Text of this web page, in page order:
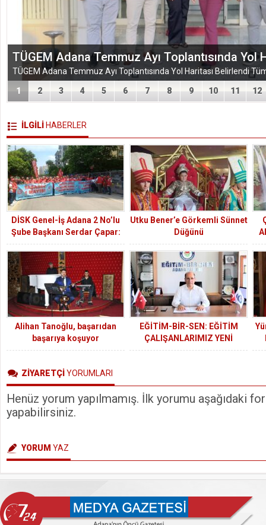
TÜGEM Adana Temmuz Ayı Toplantısında Yol
1 2 3 4 5 6 7 8 9 10 11 12
İLGİLİ HABERLER
DİSK Genel-İş Adana 2 No’lu
Şube Başkanı Serdar Çapar:
“Eşitlik ve Adalet İçin
Alanlardayız”
Utku Bener’e Görkemli Sünnet
Düğünü
Alihan Tanoğlu, başarıdan
başarıya koşuyor
EĞİTİM-BİR-SEN: EĞİTİM
ÇALIŞANLARIMIZ YENİ
DÖNEME SORUNLARLA
ZİYARETÇİYORUMLARI
Henüz yorum yapılmamış. İlk yorumu aşağıdaki
yapabilirsiniz.
YORUM YAZ